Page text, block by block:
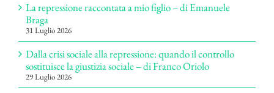
La repressione raccontata a mio figlio – di Emanuele
Braga
31 Luglio 2026
Dalla crisi sociale alla repressione: quando il controllo
sostituisce la giustizia sociale – di Franco Oriolo
29 Luglio 2026